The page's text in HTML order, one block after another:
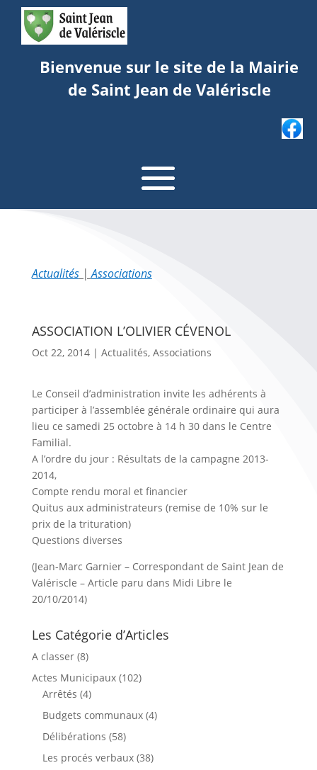
Bienvenue sur le site de la Mairie
de Saint Jean de Valériscle
Actualités|Associations
ASSOCIATION L’OLIVIER CÉVENOL
Oct 22, 2014| Actualités, Associations
Le Conseil d’administration invite les adhérents à
participer à l’assemblée générale ordinaire qui aura
lieu ce samedi 25 octobre à 14 h 30 dans le Centre
Familial.
A l’ordre du jour : Résultats de la campagne 2013-
2014,
Compte rendu moral et financier
Quitus aux administrateurs (remise de 10% sur le
prix de la trituration)
Questions diverses
(Jean-Marc Garnier – Correspondant de Saint Jean de
Valériscle – Article paru dans Midi Libre le
20/10/2014)
Les Catégorie d’Articles
A classer(8)
Actes Municipaux(102)
Arrêtés (4)
Budgets communaux(4)
Délibérations (58)
Les procés verbaux(38)